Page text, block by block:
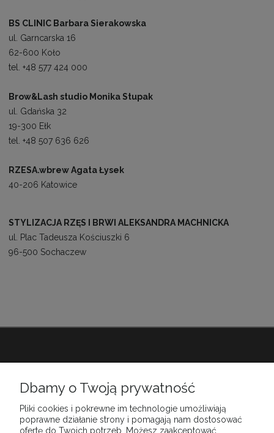
BS CLINIC Barbara Sierakowska
ul. Garncarska 16
62-600 Koło
tel. +48 577 424 000
Brow&Lash studio Monika Stupak
ul. Gdańska 32
19-300 Ełk
tel. +48 507 636 626
RZESA.wbrew Agata Łysek
40-206 Katowice
STYLIZACJA RZĘS I BRWI ALEKSANDRA MACHNICKA
ul. Plac Tadeusza Kościuszki 6
96-500 Sochaczew
Babiarnia
Obsługa klienta
Dbamy o Twoją prywatność
Pliki cookies i pokrewne im technologie umożliwiają
poprawne działanie strony i pomagają nam dostosować
ofertę do Twoich potrzeb. Możesz zaakceptować